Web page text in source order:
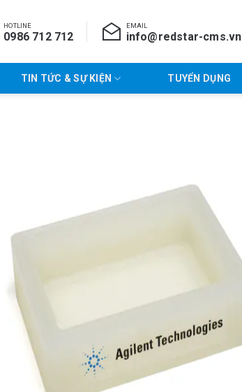
HOTLINE
0986 712 712
EMAIL
info@redstar-cms.vn
TIN TỨC & SỰ KIỆN TUYỂN DỤNG